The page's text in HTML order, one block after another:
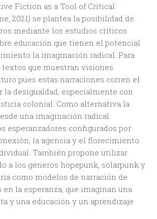
Fiction as a Tool of Critical
2021) se plantea la posibilidad de
mediante los estudios críticos
educación que tienen el potencial
la imaginación radical. Para
que muestran visiones
pues estas narraciones corren el
la desigualdad, especialmente con
colonial. Como alternativa la
una imaginación radical
esperanzadores configurados por
la agencia y el florecimiento
También propone utilizar
a los géneros hopepunk, solarpunk y
como modelos de narración de
en la esperanza, que imaginan una
y una educación y un aprendizaje